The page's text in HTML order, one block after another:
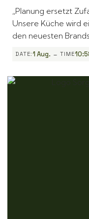
„Planung ersetzt
Unsere Küche wird
den neuesten
DATE:1 Aug. - TIME